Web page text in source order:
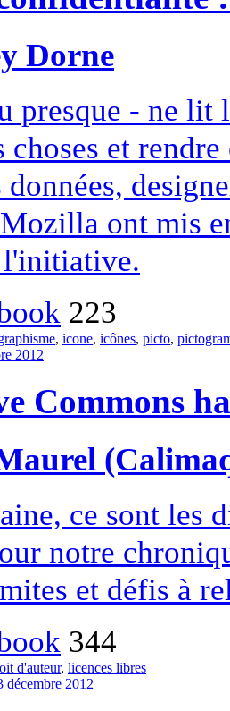
Dorne
presque - ne
et
ont mis
223
, icone, icônes, picto,
2012
Commons
ce sont les
notre
et défis à
344
d'auteur, licences libres
décembre 2012